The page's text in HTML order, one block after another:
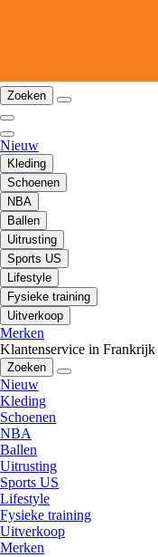
Zoeken
Nieuw
Kleding
Schoenen
NBA
Ballen
Uitrusting
Sports US
Lifestyle
Fysieke training
Uitverkoop
Merken
Klantenservice in Frankrijk
Zoeken
Nieuw
Kleding
Schoenen
NBA
Ballen
Uitrusting
Sports US
Lifestyle
Fysieke training
Uitverkoop
Merken